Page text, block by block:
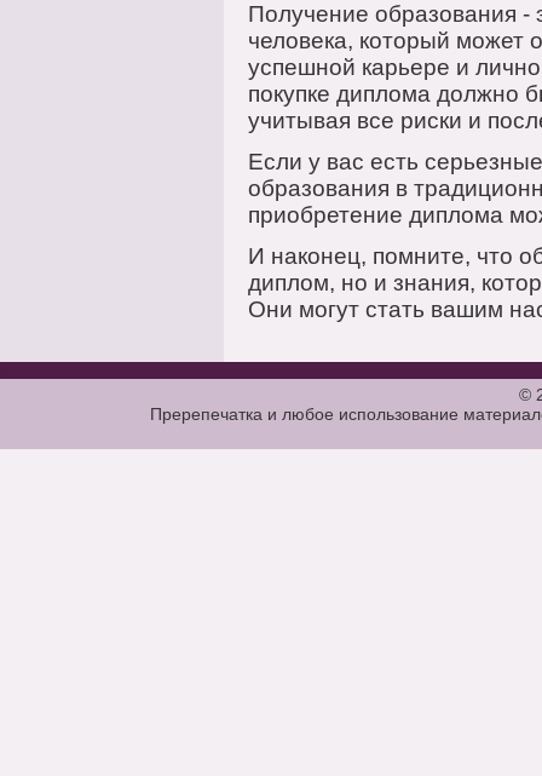
Получение образования -
человека, который может
успешной карьере и
покупке диплома должно
учитывая все риски и
Если у вас есть
образования в
приобретение диплома
И наконец, помните, что
диплом, но и знания,
Они могут стать вашим
©
Пререпечатка и любое использование